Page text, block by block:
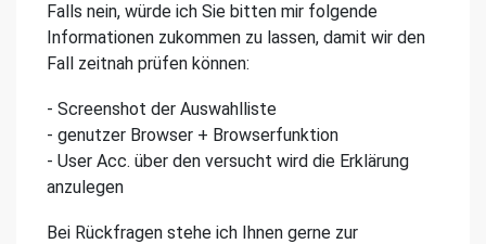
Falls nein, würde ich Sie bitten mir folgende
Informationen zukommen zu lassen, damit wir den
Fall zeitnah prüfen können:
- Screenshot der Auswahlliste
- genutzer Browser + Browserfunktion
- User Acc. über den versucht wird die Erklärung
anzulegen
Bei Rückfragen stehe ich Ihnen gerne zur